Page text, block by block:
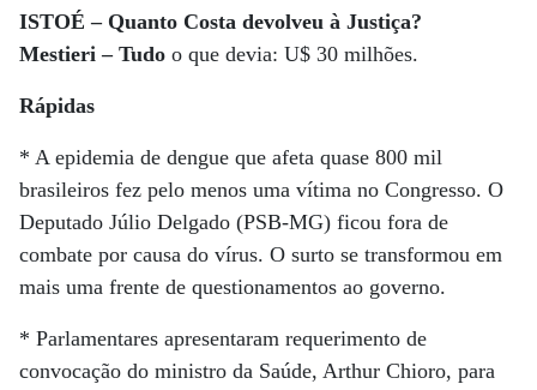
ISTOÉ – Quanto Costa devolveu à Justiça?
Mestieri – Tudo o que devia: U$ 30 milhões.
Rápidas
* A epidemia de dengue que afeta quase 800 mil
brasileiros fez pelo menos uma vítima no Congresso. O
Deputado Júlio Delgado (PSB-MG) ficou fora de
combate por causa do vírus. O surto se transformou em
mais uma frente de questionamentos ao governo.
* Parlamentares apresentaram requerimento de
convocação do ministro da Saúde, Arthur Chioro, para